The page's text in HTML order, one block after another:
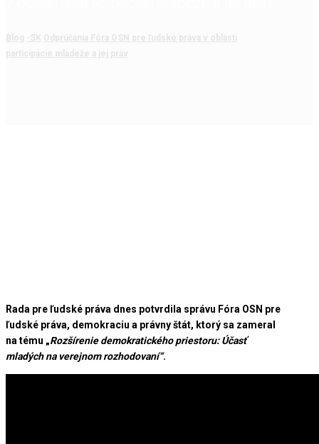
Blog -SK Odprúčania Fóra OSN pre ľudské práva v oblasti
participácie mládeže a jej práv
Rada pre ľudské práva dnes potvrdila správu Fóra OSN pre
ľudské práva, demokraciu a právny štát, ktorý sa zameral
na tému „Rozšírenie demokratického priestoru: Účasť
mladých na verejnom rozhodovaní“.